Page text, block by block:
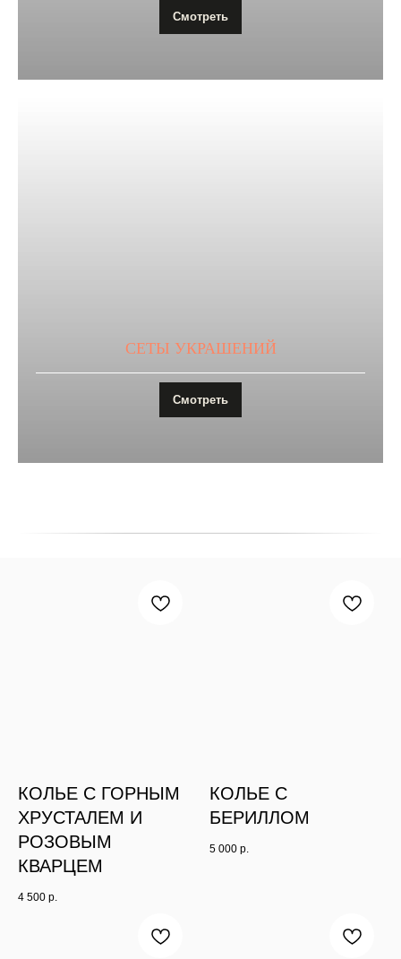
Смотреть
СЕТЫ УКРАШЕНИЙ
Смотреть
КОЛЬЕ С ГОРНЫМ
ХРУСТАЛЕМ И
РОЗОВЫМ
КВАРЦЕМ
4 500 р.
КОЛЬЕ С
БЕРИЛЛОМ
5 000 р.